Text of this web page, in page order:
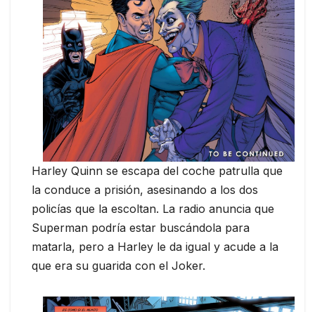
Harley Quinn se escapa del coche patrulla que
la conduce a prisión, asesinando a los dos
policías que la escoltan. La radio anuncia que
Superman podría estar buscándola para
matarla, pero a Harley le da igual y acude a la
que era su guarida con el Joker.